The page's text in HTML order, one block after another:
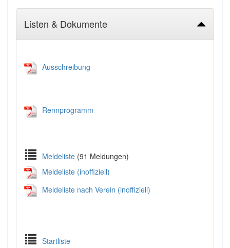
Listen & Dokumente
Ausschreibung
Rennprogramm
Meldeliste (91 Meldungen)
Meldeliste (inoffiziell)
Meldeliste nach Verein (inoffiziell)
Startliste